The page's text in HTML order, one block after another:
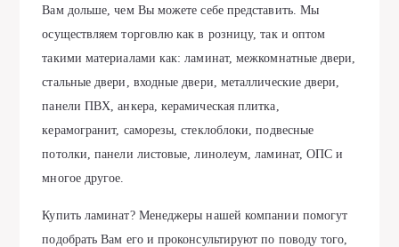
Вам дольше, чем Вы можете себе представить. Мы
осуществляем торговлю как в розницу, так и оптом
такими материалами как: ламинат, межкомнатные двери,
стальные двери, входные двери, металлические двери,
панели ПВХ, анкера, керамическая плитка,
керамогранит, саморезы, стеклоблоки, подвесные
потолки, панели листовые, линолеум, ламинат, ОПС и
многое другое.
Купить ламинат? Менеджеры нашей компании помогут
подобрать Вам его и проконсультируют по поводу того,